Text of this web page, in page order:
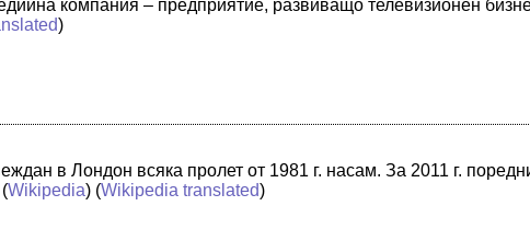
компания – предприятие, развиващо телевизионен
)
в Лондон всяка пролет от 1981 г. насам. За 2011 г.
(Wikipedia) (Wikipedia translated)